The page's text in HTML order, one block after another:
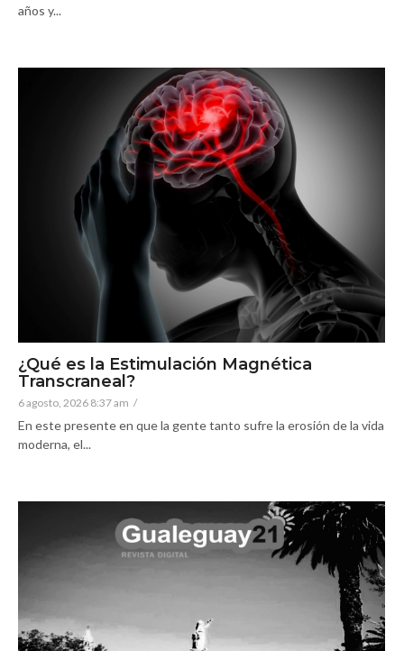
años y...
¿Qué es la Estimulación Magnética
Transcraneal?
6 agosto, 2026 8:37 am /
En este presente en que la gente tanto sufre la erosión de la vida
moderna, el...